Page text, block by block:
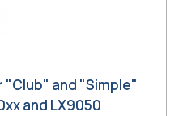
and "Simple"
and LX9050